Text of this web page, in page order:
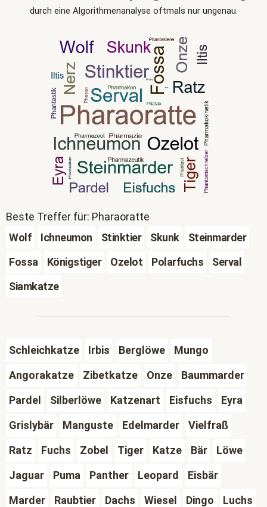
durch eine Algorithmenanalyse oftmals nur ungenau.
Beste Treffer für: Pharaoratte
Wolf
Ichneumon Stinktier Skunk
Steinmarder
Fossa
Königstiger Ozelot Polarfuchs
Serval
Siamkatze
Schleichkatze Irbis Berglöwe
Mungo
Angorakatze
Zibetkatze Onze
Baummarder
Pardel
Silberlöwe Katzenart Eisfuchs
Eyra
Grislybär
Manguste Edelmarder
Vielfraß
Ratz
Fuchs Zobel Tiger Katze Bär
Löwe
Jaguar
Puma Panther Leopard
Eisbär
Marder
Raubtier Dachs Wiesel Dingo
Luchs